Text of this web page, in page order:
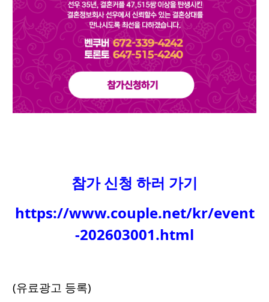
참가 신청 하러 가기
https://www.couple.net/kr/event
-202603001.html
(유료광고 등록)